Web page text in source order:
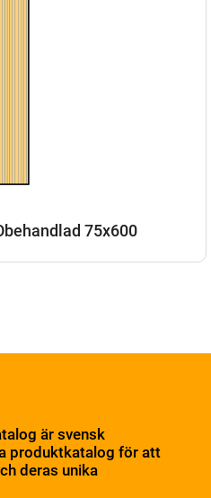
75x600
är svensk
produktkatalog för att
deras unika